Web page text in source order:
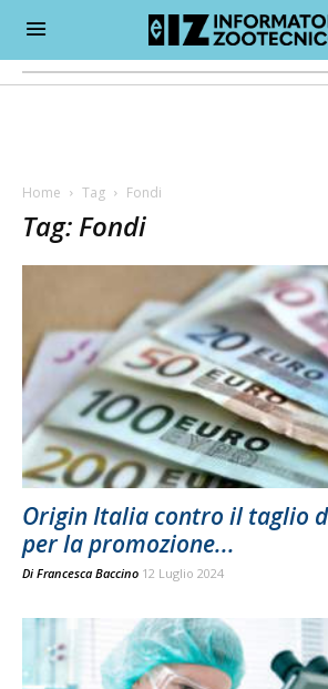
Home Tag Fondi
Tag: Fondi
Origin Italia contro il taglio
per la promozione...
Di Francesca Baccino 12 Luglio 2024